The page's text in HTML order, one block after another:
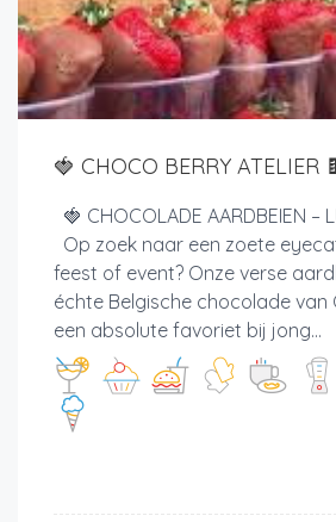
🍓 CHOCO BERRY
🍓 CHOCOLADE AARDBEIEN –
Op zoek naar een zoete
feest of event? Onze verse
échte Belgische chocolade van
een absolute favoriet bij jong...